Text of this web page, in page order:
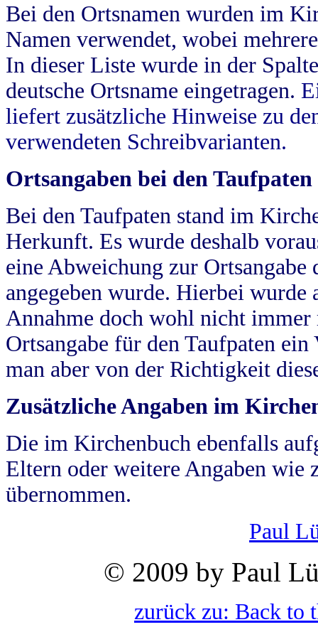
Bei den Ortsnamen wurden im
Namen verwendet, wobei
In dieser Liste wurde in der
deutsche Ortsname eingetragen.
liefert zusätzliche Hinweise zu
verwendeten Schreibvarianten.
Ortsangaben bei den Taufpaten
Bei den Taufpaten stand im
Herkunft. Es wurde deshalb
eine Abweichung zur
angegeben wurde. Hierbei wurde
Annahme doch wohl nicht
Ortsangabe für den Taufpaten
man aber von der Richtigkeit
Zusätzliche Angaben im
Die im Kirchenbuch ebenfalls
Eltern oder weitere Angaben wie
übernommen.
Paul
© 2009 by Paul
zurück zu: Back to